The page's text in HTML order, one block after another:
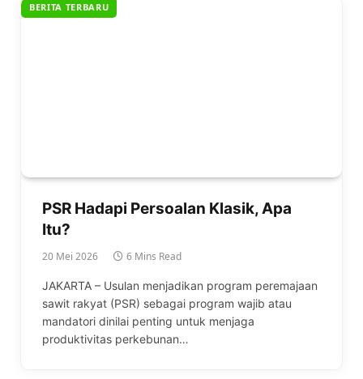
BERITA TERBARU
PSR Hadapi Persoalan Klasik, Apa
Itu?
20 Mei 2026 6 Mins Read
JAKARTA – Usulan menjadikan program peremajaan
sawit rakyat (PSR) sebagai program wajib atau
mandatori dinilai penting untuk menjaga
produktivitas perkebunan…